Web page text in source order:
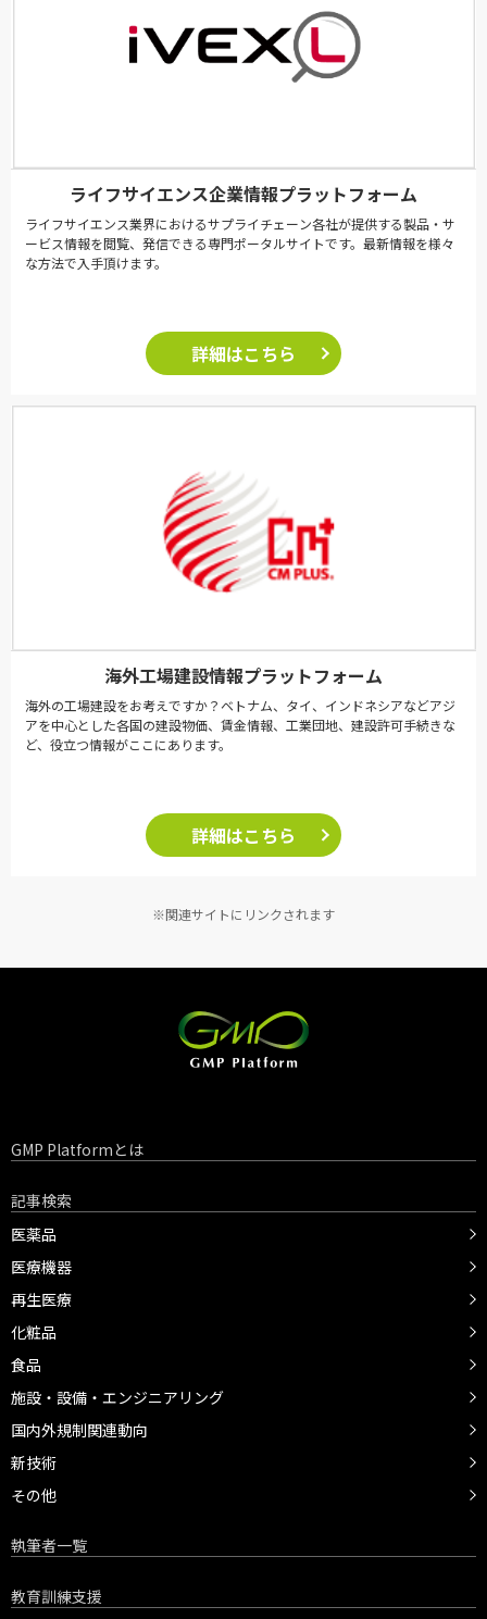
ライフサイエンス企業情報プラットフォーム
ライフサイエンス業界におけるサプライチェーン各社が提供する製品・サ
ービス情報を閲覧、発信できる専門ポータルサイトです。最新情報を様々
な方法で入手頂けます。
詳細はこちら
海外工場建設情報プラットフォーム
海外の工場建設をお考えですか？ベトナム、タイ、インドネシアなどアジ
アを中心とした各国の建設物価、賃金情報、工業団地、建設許可手続きな
ど、役立つ情報がここにあります。
詳細はこちら
※関連サイトにリンクされます
GMP Platformとは
記事検索
医薬品
医療機器
再生医療
化粧品
食品
施設・設備・エンジニアリング
国内外規制関連動向
新技術
その他
執筆者一覧
教育訓練支援